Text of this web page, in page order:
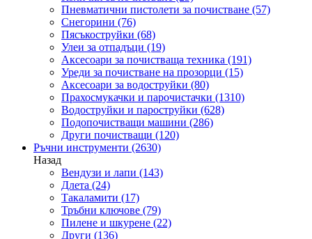
Пневматични пистолети за почистване (57)
Снегорини (76)
Пясъкоструйки (68)
Улеи за отпадъци (19)
Аксесоари за почистваща техника (191)
Уреди за почистване на прозорци (15)
Аксесоари за водоструйки (80)
Прахосмукачки и парочистачки (1310)
Водоструйки и пароструйки (628)
Подопочистващи машини (286)
Други почистващи (120)
Ръчни инструменти (2630)
Назад
Вендузи и лапи (143)
Длета (24)
Такаламити (17)
Тръбни ключове (79)
Пилене и шкурене (22)
Други (136)